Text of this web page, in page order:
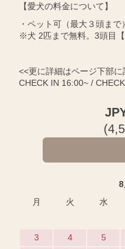
【愛犬の料金について】
・ペット可（最大３頭まで）
※犬 2匹まで無料。3頭目【
<<更に詳細はページ下部
CHECK IN 16:00~ /
(
月
火 水
3
4 5